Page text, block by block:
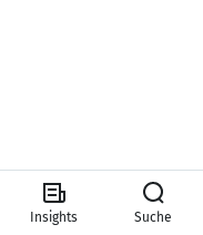
Insights Suche